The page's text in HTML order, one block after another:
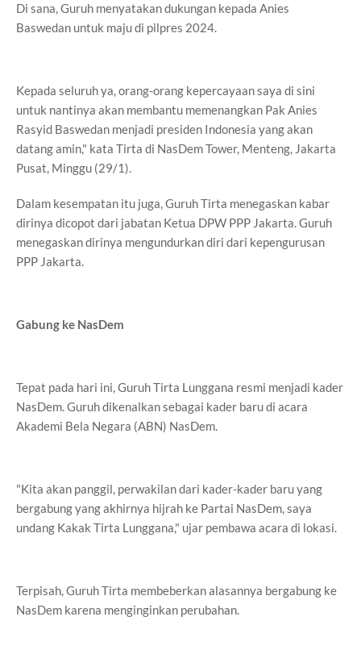
Di sana, Guruh menyatakan dukungan kepada Anies
Baswedan untuk maju di pilpres 2024.
Kepada seluruh ya, orang-orang kepercayaan saya di sini
untuk nantinya akan membantu memenangkan Pak Anies
Rasyid Baswedan menjadi presiden Indonesia yang akan
datang amin," kata Tirta di NasDem Tower, Menteng, Jakarta
Pusat, Minggu (29/1).
Dalam kesempatan itu juga, Guruh Tirta menegaskan kabar
dirinya dicopot dari jabatan Ketua DPW PPP Jakarta. Guruh
menegaskan dirinya mengundurkan diri dari kepengurusan
PPP Jakarta.
Gabung ke NasDem
Tepat pada hari ini, Guruh Tirta Lunggana resmi menjadi kader
NasDem. Guruh dikenalkan sebagai kader baru di acara
Akademi Bela Negara (ABN) NasDem.
"Kita akan panggil, perwakilan dari kader-kader baru yang
bergabung yang akhirnya hijrah ke Partai NasDem, saya
undang Kakak Tirta Lunggana," ujar pembawa acara di lokasi.
Terpisah, Guruh Tirta membeberkan alasannya bergabung ke
NasDem karena menginginkan perubahan.